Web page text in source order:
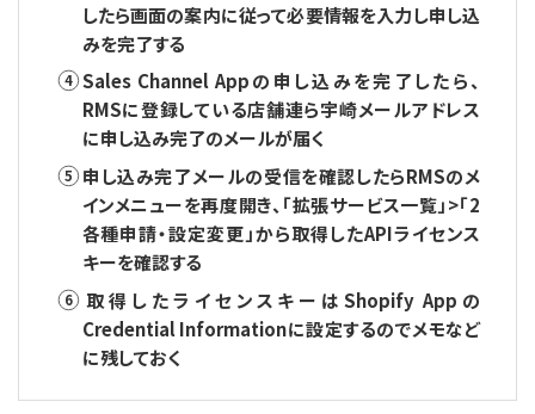
したら画面の案内に従って必要情報を入力し申し込
みを完了する
Sales Channel Appの申し込みを完了したら、
RMSに登録している店舗連ら宇崎メールアドレス
に申し込み完了のメールが届く
申し込み完了メールの受信を確認したらRMSのメ
インメニューを再度開き、「拡張サービス一覧」>「2
各種申請・設定変更」から取得したAPIライセンス
キーを確認する
取得したライセンスキーはShopify Appの
Credential Informationに設定するのでメモなど
に残しておく